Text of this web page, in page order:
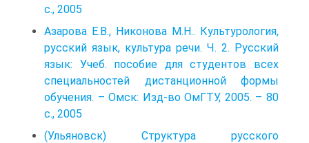
с., 2005
Азарова Е.В., Никонова М.Н.. Культурология,
русский язык, культура речи. Ч. 2. Русский
язык: Учеб. пособие для студентов всех
специальностей дистанционной формы
обучения. – Омск: Изд-во ОмГТУ, 2005. – 80
с., 2005
(Ульяновск) Структура русского